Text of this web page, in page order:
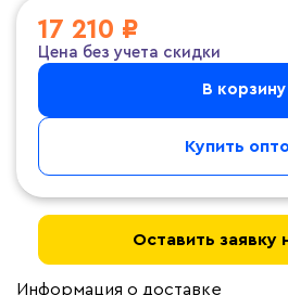
17 210 ₽
Цена без учета скидки
В корзину
Купить
Оставить заявку
Информация о доставке